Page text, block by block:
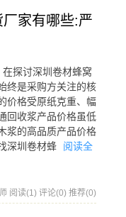
家有哪些:严
探讨深圳卷材蜂窝
终是采购方关注的核
价格受原纸克重、幅
回收浆产品价格虽低
浆的高品质产品价格
深圳卷材蜂
阅读全
阅读(1) 评论(0) 推荐(0)